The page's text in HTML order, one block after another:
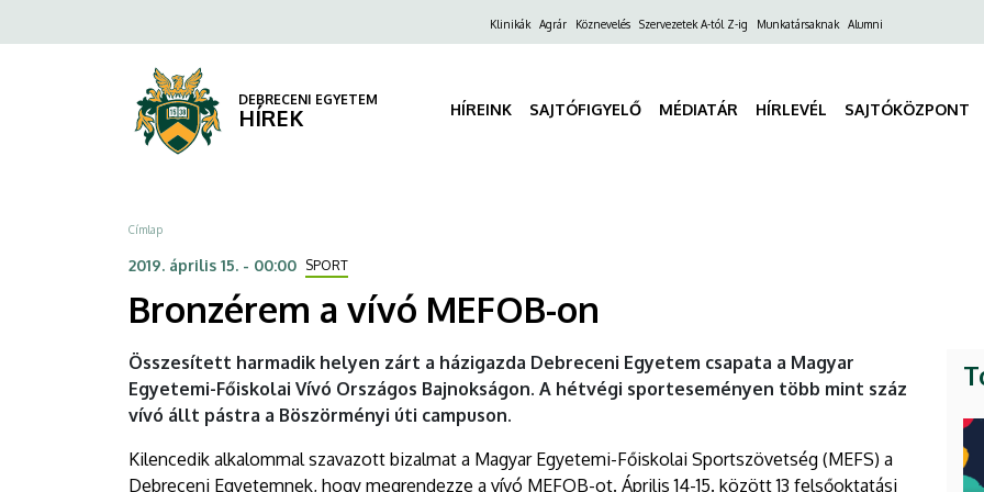
DEBRECENI
EGYETEM
a
FelsőKlinikák Agrár Köznevelés Szervezetek A-tól Z-ig Munkatársaknak Alumni
DEBRECENI EGYETEM
HÍREK HÍREINK SAJTÓFIGYELŐ MÉDIATÁR HÍRLEVÉL SAJTÓKÖZPONT
Morzsa
Címlap
2019. április 15. - 00:00 SPORT
Bronzérem a vívó MEFOB-on
Összesített harmadik helyen zárt a házigazda Debreceni Egyetem csapata a Magyar
Egyetemi-Főiskolai Vívó Országos Bajnokságon. A hétvégi sporteseményen több mint száz
vívó állt pástra a Böszörményi úti campuson.
Kilencedik alkalommal szavazott bizalmat a Magyar Egyetemi-Főiskolai Sportszövetség (MEFS) a
Debreceni Egyetemnek, hogy megrendezze a vívó MEFOB-ot. Április 14-15. között 13 felsőoktatási